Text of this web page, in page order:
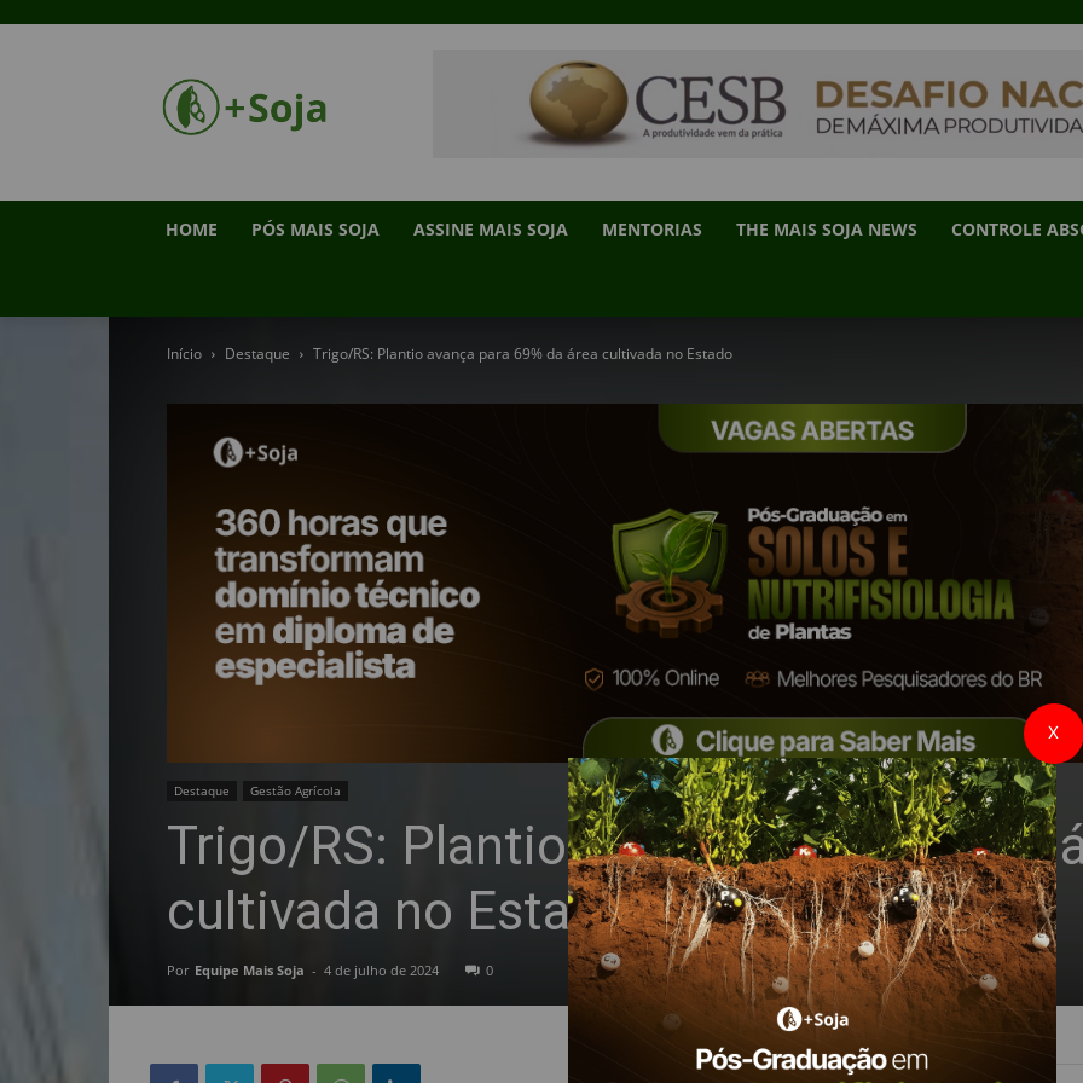
HOME PÓS MAIS SOJA ASSINE MAIS SOJA MENTORIAS THE MAIS SOJA NEWS CONTROLE
Início Destaque Trigo/RS: Plantio avança para 69% da área cultivada no Estado
Destaque Gestão Agrícola
Trigo/RS: Plantio avança para 69% da
cultivada no Estado
Por Equipe Mais Soja - 4 de julho de 2024 0
X